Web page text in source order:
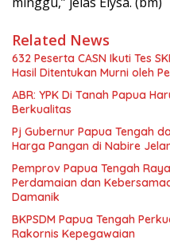
Related News
632 Peserta CASN Ikuti Tes
Hasil Ditentukan Murni oleh
ABR: YPK Di Tanah Papua
Berkualitas
Pj Gubernur Papua Tengah
Harga Pangan di Nabire
Pemprov Papua Tengah
Perdamaian dan
Damanik
BKPSDM Papua Tengah
Rakornis Kepegawaian